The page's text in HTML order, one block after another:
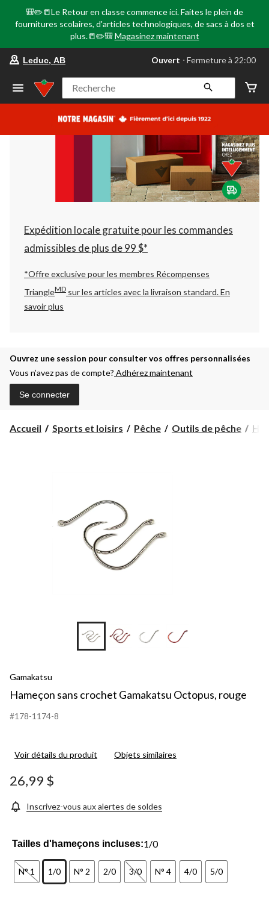
🎒✏️📒Le Retour en classe commence ici. Faites le plein de
fournitures scolaires, d'articles technologiques, de sacs à dos et
plus.📒✏️🎒 Magasinez maintenant
votre
préféré
Leduc,
AB,
courament
Fermeture
à
22:00
cliquer
pour
changer
Leduc, AB Ouvert ⋅ Fermeture à 22:00
Recherche
Expédition locale gratuite pour les commandes
admissibles de plus de 99 $*
*Offre exclusive pour les membres Récompenses
TriangleMD sur les articles avec la livraison standard.En
savoir plus
Ouvrez une session pour consulter vos offres personnalisées
Vous n’avez pas de compte? Adhérez maintenant
Se connecter
Accueil Sports et loisirs Pêche Outils de pêche
Gamakatsu
Hameçon sans crochet Gamakatsu Octopus, rouge
#178-1174-8
Voir détails du produit Objets similaires
26,99 $
Inscrivez-vous aux alertes de soldes
Tailles d'hameçons incluses:1/0
N° 1 1/0 N° 2 2/0 3/0 N° 4 4/0 5/0